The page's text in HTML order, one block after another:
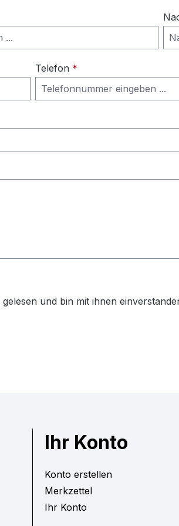
Telefon *
gelesen und bin mit ihnen
Ihr Konto
Konto erstellen
Merkzettel
Ihr Konto